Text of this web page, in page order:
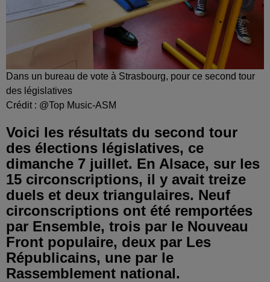
Dans un bureau de vote à Strasbourg, pour ce second tour
des législatives
Crédit : @Top Music-ASM
Voici les résultats du second tour
des élections législatives, ce
dimanche 7 juillet. En Alsace, sur les
15 circonscriptions, il y avait treize
duels et deux triangulaires. Neuf
circonscriptions ont été remportées
par Ensemble, trois par le Nouveau
Front populaire, deux par Les
Républicains, une par le
Rassemblement national.